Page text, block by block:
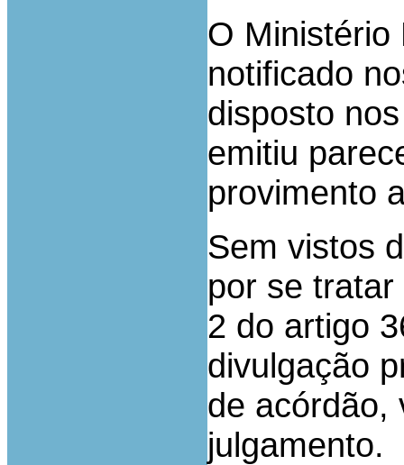
O Ministério
notificado
disposto
emitiu
provimento
Sem vistos
por se
2 do artigo
divulgação
de acórdão,
julgamento.